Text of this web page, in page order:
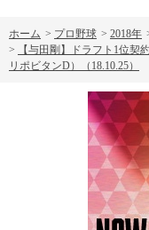
ホーム > プロ野球 > 2018年
>
【与田剛】ドラフト1位契
リポビタンD）（18.10.25）